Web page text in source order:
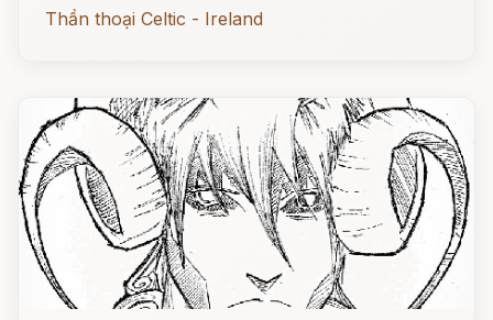
Thần thoại Celtic - Ireland